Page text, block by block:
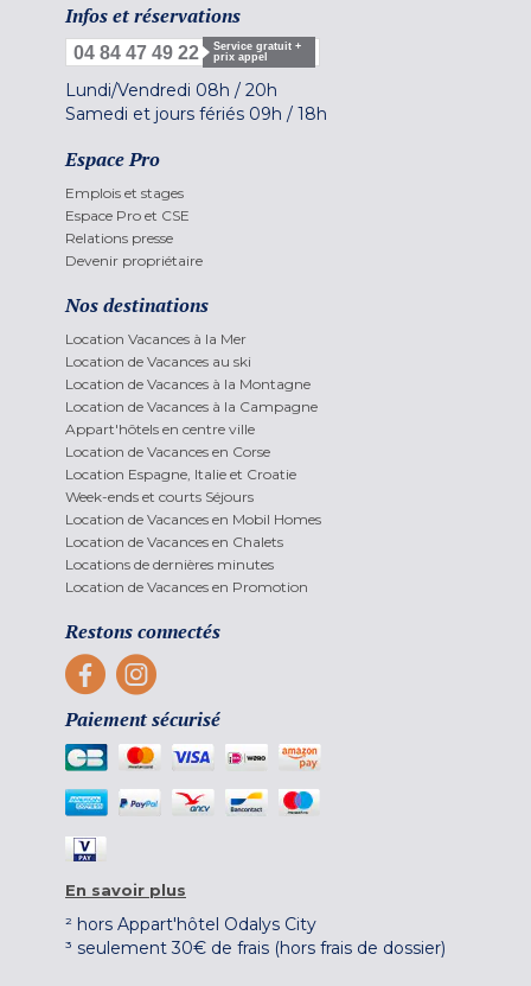
Infos et réservations
04 84 47 49 22
Service gratuit +
prix appel
Lundi/Vendredi 08h / 20h
Samedi et jours fériés 09h / 18h
Espace Pro
Emplois et stages
Espace Pro et CSE
Relations presse
Devenir propriétaire
Nos destinations
Location Vacances à la Mer
Location de Vacances au ski
Location de Vacances à la Montagne
Location de Vacances à la Campagne
Appart'hôtels en centre ville
Location de Vacances en Corse
Location Espagne, Italie et Croatie
Week-ends et courts Séjours
Location de Vacances en Mobil Homes
Location de Vacances en Chalets
Locations de dernières minutes
Location de Vacances en Promotion
Restons connectés
Paiement sécurisé
En savoir plus
² hors Appart'hôtel Odalys City
³ seulement 30€ de frais (hors frais de dossier)